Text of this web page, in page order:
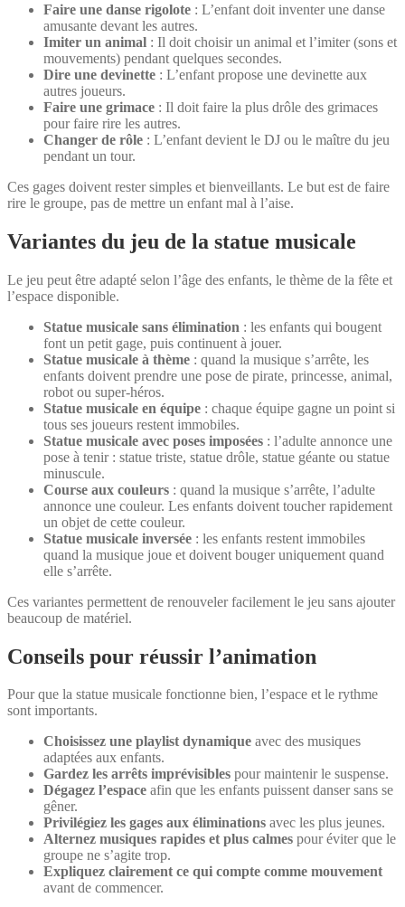
Faire une danse rigolote : L’enfant doit inventer une danse
amusante devant les autres.
Imiter un animal : Il doit choisir un animal et l’imiter (sons et
mouvements) pendant quelques secondes.
Dire une devinette : L’enfant propose une devinette aux
autres joueurs.
Faire une grimace : Il doit faire la plus drôle des grimaces
pour faire rire les autres.
Changer de rôle : L’enfant devient le DJ ou le maître du jeu
pendant un tour.
Ces gages doivent rester simples et bienveillants. Le but est de faire
rire le groupe, pas de mettre un enfant mal à l’aise.
Variantes du jeu de la statue musicale
Le jeu peut être adapté selon l’âge des enfants, le thème de la fête et
l’espace disponible.
Statue musicale sans élimination : les enfants qui bougent
font un petit gage, puis continuent à jouer.
Statue musicale à thème : quand la musique s’arrête, les
enfants doivent prendre une pose de pirate, princesse, animal,
robot ou super-héros.
Statue musicale en équipe : chaque équipe gagne un point si
tous ses joueurs restent immobiles.
Statue musicale avec poses imposées : l’adulte annonce une
pose à tenir : statue triste, statue drôle, statue géante ou statue
minuscule.
Course aux couleurs : quand la musique s’arrête, l’adulte
annonce une couleur. Les enfants doivent toucher rapidement
un objet de cette couleur.
Statue musicale inversée : les enfants restent immobiles
quand la musique joue et doivent bouger uniquement quand
elle s’arrête.
Ces variantes permettent de renouveler facilement le jeu sans ajouter
beaucoup de matériel.
Conseils pour réussir l’animation
Pour que la statue musicale fonctionne bien, l’espace et le rythme
sont importants.
Choisissez une playlist dynamique avec des musiques
adaptées aux enfants.
Gardez les arrêts imprévisibles pour maintenir le suspense.
Dégagez l’espace afin que les enfants puissent danser sans se
gêner.
Privilégiez les gages aux éliminations avec les plus jeunes.
Alternez musiques rapides et plus calmes pour éviter que le
groupe ne s’agite trop.
Expliquez clairement ce qui compte comme mouvement
avant de commencer.